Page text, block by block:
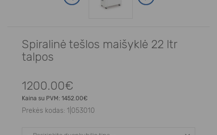
Spiralinė tešlos maišyklė 22 ltr
talpos
1200.00€
Kaina su PVM: 1452.00€
Prekės kodas: 1|053010